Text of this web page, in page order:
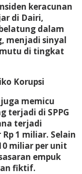
keracunan
di Dairi,
dalam
menjadi sinyal
di tingkat
Korupsi
memicu
terjadi di SPPG
terjadi
1 miliar. Selain
miliar per unit
empuk
fiktif.